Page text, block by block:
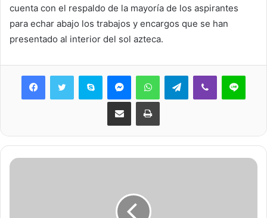
cuenta con el respaldo de la mayoría de los aspirantes
para echar abajo los trabajos y encargos que se han
presentado al interior del sol azteca.
Skype MessengerWhatsAppTelegramViber Line
Share via Email Print